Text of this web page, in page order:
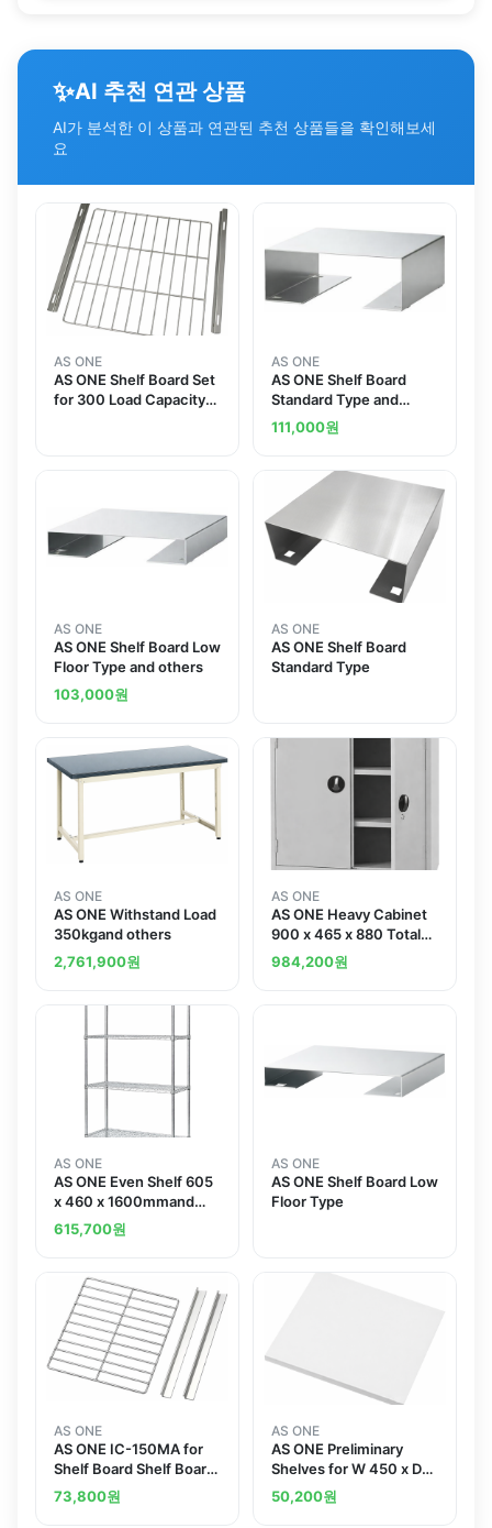
✨AI 추천 연관 상품
AI가 분석한 이 상품과 연관된 추천 상품들을 확인해보세
요
AS ONE
AS ONE Shelf Board Set
for 300 Load Capacity
AS ONE
AS ONE Shelf Board
Standard Type and
others
111,000원
AS ONE
AS ONE Shelf Board Low
Floor Type and others
103,000원
AS ONE
AS ONE Shelf Board
Standard Type
AS ONE
AS ONE Withstand Load
350kgand others
2,761,900원
AS ONE
AS ONE Heavy Cabinet
900 x 465 x 880 Total
Load Tolerance
600kgand others
984,200원
AS ONE
AS ONE Even Shelf 605
x 460 x 1600mmand
others
615,700원
AS ONE
AS ONE Shelf Board Low
Floor Type
AS ONE
AS ONE IC-150MA for
Shelf Board Shelf Board
Receiving
73,800원
AS ONE
AS ONE Preliminary
Shelves for W 450 x D
400
50,200원